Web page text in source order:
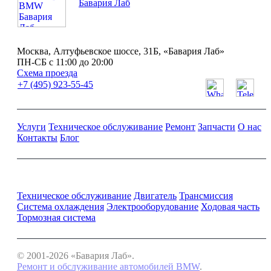
Бавария Лаб
Москва, Алтуфьевское шоссе, 31Б, «Бавария Лаб»
ПН-СБ с 11:00 до 20:00
Схема проезда
+7 (495) 923-55-45
Услуги Техническое обслуживание Ремонт Запчасти О нас
Контакты Блог
Техническое обслуживание Двигатель Трансмиссия
Система охлаждения Электрооборудование Ходовая часть
Тормозная система
© 2001-2026 «Бавария Лаб».
Ремонт и обслуживание автомобилей BMW.